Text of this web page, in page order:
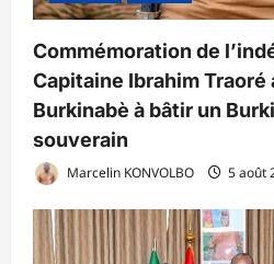
Commémoration de
Capitaine Ibrahim Traoré
Burkinabè à bâtir un
souverain
Marcelin KONVOLBO 5 août